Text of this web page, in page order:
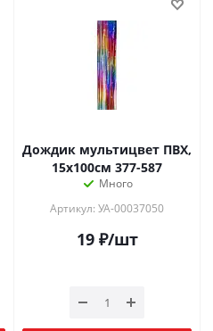
Дождик мультицвет ПВХ,
15x100см 377-587
Много
Артикул: УА-00037050
19₽/шт